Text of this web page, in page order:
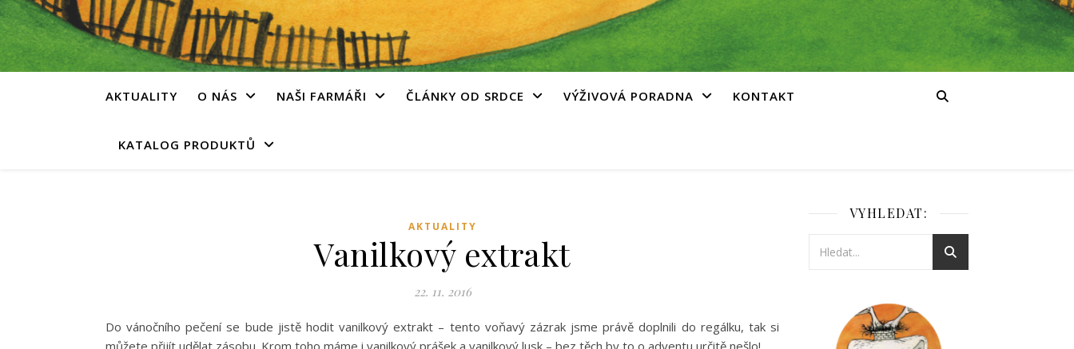
AKTUALITY O NÁS NAŠI FARMÁŘI ČLÁNKY OD SRDCE VÝŽIVOVÁ PORADNA KONTAKT
KATALOG PRODUKTŮ
AKTUALITY
Vanilkový extrakt
22. 11. 2016
Do vánočního pečení se bude jistě hodit vanilkový extrakt – tento voňavý zázrak jsme právě doplnili do regálku, tak si
můžete přijít udělat zásobu. Krom toho máme i vanilkový prášek a vanilkový lusk – bez těch by to o adventu určitě nešlo!
VYHLEDAT: